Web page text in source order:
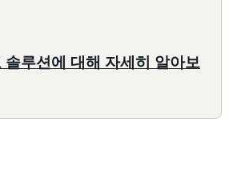
솔루션에 대해 자세히 알아보